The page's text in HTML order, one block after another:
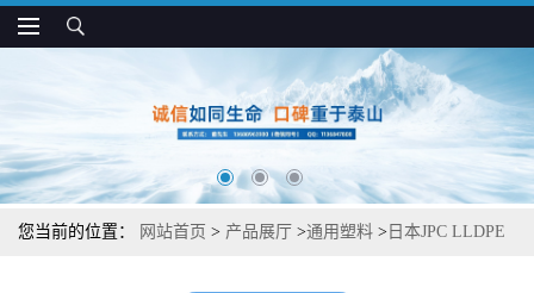
您当前的位置： 网站首页 > 产品展厅 >通用塑料 > 日本JPC LLDPE